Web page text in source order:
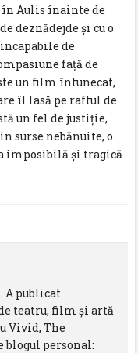
în Aulis înainte de
deznădejde şi cu o
de
faţă de
un film întunecat,
îl lasă pe raftul de
un fel de justiţie,
surse nebănuite, o
imposibilă şi tragică
A publicat
teatru, film și artă
Vivid, The
blogul personal: